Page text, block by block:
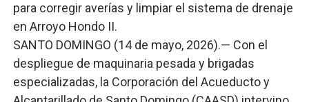
para corregir averías y limpiar el sistema de drenaje
en Arroyo Hondo II.
​SANTO DOMINGO (14 de mayo, 2026).— Con el
despliegue de maquinaria pesada y brigadas
especializadas, la Corporación del Acueducto y